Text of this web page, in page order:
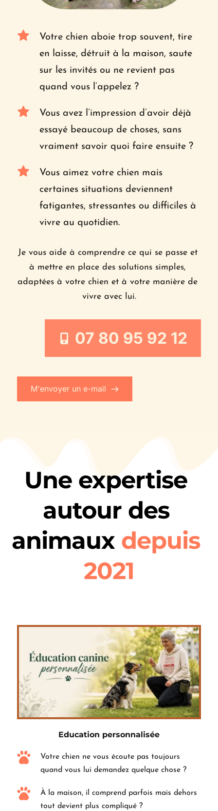
Votre chien aboie trop souvent, tire
en laisse, détruit à la maison, saute
sur les invités ou ne revient pas
quand vous l’appelez ?
Vous avez l’impression d’avoir déjà
essayé beaucoup de choses, sans
vraiment savoir quoi faire ensuite ?
Vous aimez votre chien mais
certaines situations deviennent
fatigantes, stressantes ou difficiles à
vivre au quotidien.
Je vous aide à comprendre ce qui se passe et
à mettre en place des solutions simples,
adaptées à votre chien et à votre manière de
vivre avec lui.
07 80 95 92 12
M'envoyer un e-mail
Une expertise
autour des
animaux depuis
2021
Education personnalisée
Votre chien ne vous écoute pas toujours
quand vous lui demandez quelque chose ?
À la maison, il comprend parfois mais dehors
tout devient plus compliqué ?